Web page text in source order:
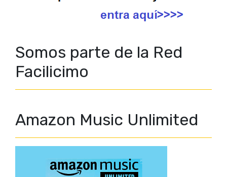
Somos parte de la Red
Facilicimo
Amazon Music Unlimited